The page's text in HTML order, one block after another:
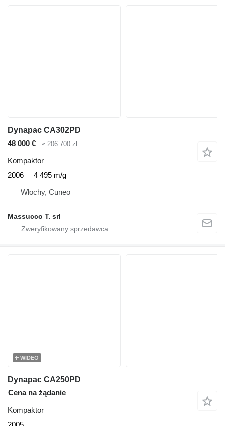
Dynapac CA302PD
48 000 €
≈ 206 700 zł
Kompaktor
2006
4 495 m/g
Włochy, Cuneo
Massucco T. srl
WIDEO
Dynapac CA250PD
Cena na żądanie
Kompaktor